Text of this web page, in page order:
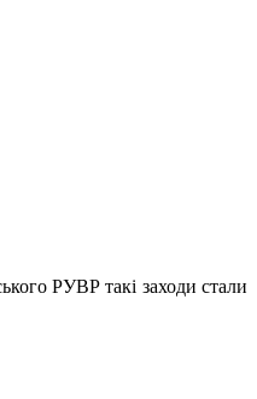
РУВР такі заходи стали